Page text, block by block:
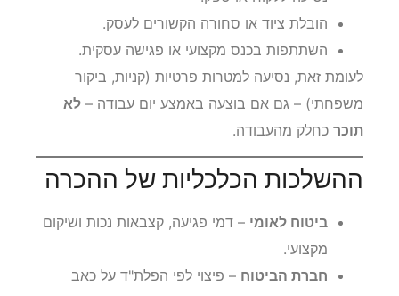
נסיעה ללקוח או ספק.
הובלת ציוד או סחורה הקשורים לעסק.
השתתפות בכנס מקצועי או פגישה עסקית.
לעומת זאת, נסיעה למטרות פרטיות (קניות, ביקור
משפחתי) – גם אם בוצעה באמצע יום עבודה –
תוכרכחלק מהעבודה.
ההשלכות הכלכליות של ההכרה
ביטוח לאומי
מקצועי.